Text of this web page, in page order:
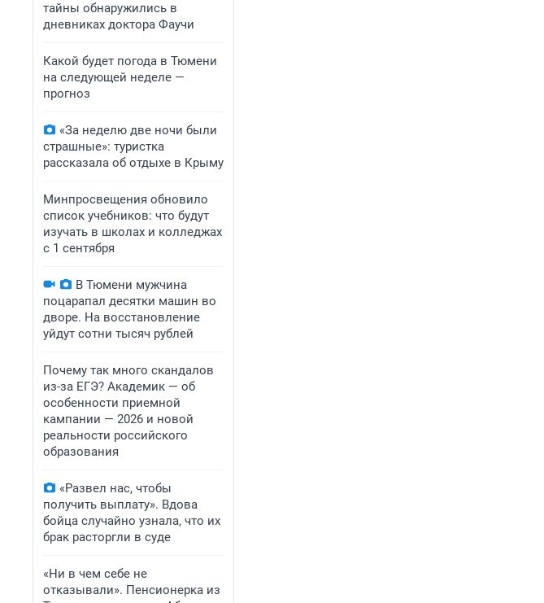
тайны обнаружились в
дневниках доктора Фаучи
Какой будет погода в Тюмени
на следующей неделе —
прогноз
«За неделю две ночи были
страшные»: туристка
рассказала об отдыхе в Крыму
Минпросвещения обновило
список учебников: что будут
изучать в школах и колледжах
с 1 сентября
В Тюмени мужчина
поцарапал десятки машин во
дворе. На восстановление
уйдут сотни тысяч рублей
Почему так много скандалов
из-за ЕГЭ? Академик — об
особенности приемной
кампании — 2026 и новой
реальности российского
образования
«Развел нас, чтобы
получить выплату». Вдова
бойца случайно узнала, что их
брак расторгли в суде
«Ни в чем себе не
отказывали». Пенсионерка из